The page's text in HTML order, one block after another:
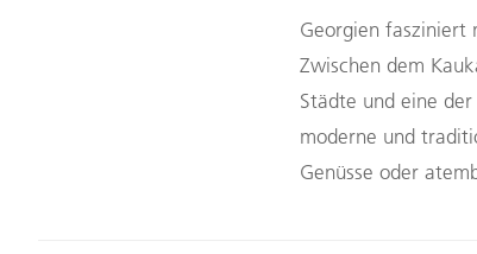
Georgien fasziniert
Zwischen dem
Städte und eine
moderne und
Genüsse oder